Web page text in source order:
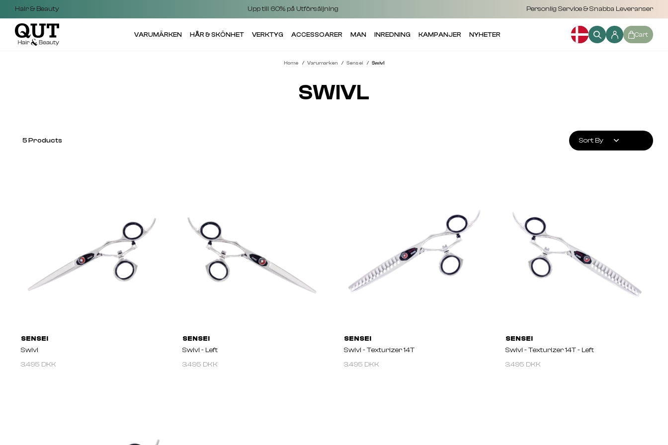
Hair & Beauty Upp till 60% på Utförsäljning Personlig Service & Snabba Leveranser
VARUMÄRKEN HÅR & SKÖNHET VERKTYG ACCESSOARER MAN INREDNING KAMPANJER NYHETER Cart
Home Varumarken Sensei Swivl
SWIVL
5Products Sort By
SENSEI
Swivl
3.495 DKK
SENSEI
Swivl - Left
3.495 DKK
SENSEI
Swivl - Texturizer 14T
3.495 DKK
SENSEI
Swivl - Texturizer 14T - Left
3.495 DKK